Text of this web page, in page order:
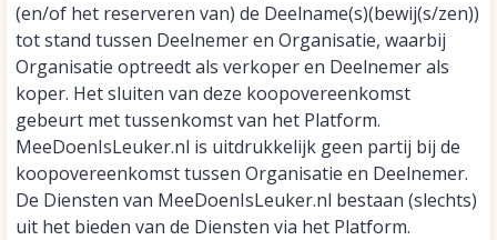
(en/of het reserveren van) de Deelname(s)(bewij(s/zen))
tot stand tussen Deelnemer en Organisatie, waarbij
Organisatie optreedt als verkoper en Deelnemer als
koper. Het sluiten van deze koopovereenkomst
gebeurt met tussenkomst van het Platform.
MeeDoenIsLeuker.nl is uitdrukkelijk geen partij bij de
koopovereenkomst tussen Organisatie en Deelnemer.
De Diensten van MeeDoenIsLeuker.nl bestaan (slechts)
uit het bieden van de Diensten via het Platform.